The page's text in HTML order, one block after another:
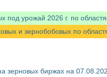
урожай 2026 г. по
и зернобобовых по
зерновых биржах на